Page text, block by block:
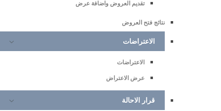
تقديم العروض واضافة عرض
نتائج فتح العروض
الاعتراضات
الاعتراضات
عرض الاعتراض
قرار الاحالة